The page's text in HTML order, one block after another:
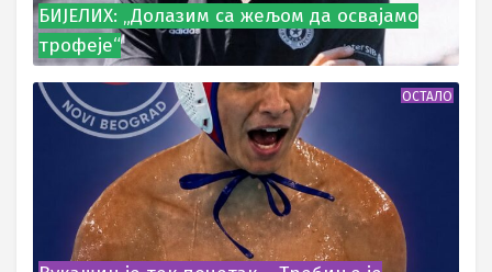
БИЈЕЛИХ: „Долазим са жељом да освајамо
трофеје“
ОСТАЛО